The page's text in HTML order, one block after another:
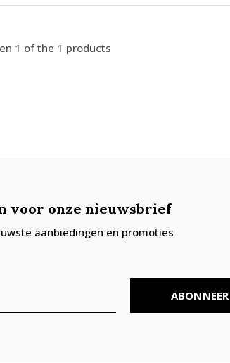
1 of the 1 products
voor onze nieuwsbrief
aanbiedingen en promoties
ABONNEER